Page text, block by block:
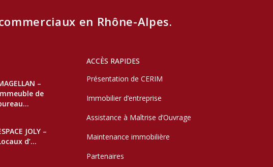
en Rhône-Alpes.
–
de
JOLY –
d’...
ACCÈS RAPIDES
Présentation de CERIM
Immobilier d’entreprise
Assistance à Maîtrise d’Ouvrage
Maintenance immobilière
Partenaires